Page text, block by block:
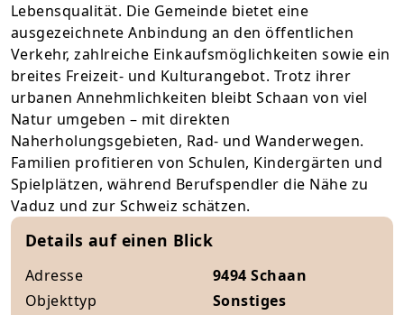
Lebensqualität. Die Gemeinde bietet eine
ausgezeichnete Anbindung an den öffentlichen
Verkehr, zahlreiche Einkaufsmöglichkeiten sowie ein
breites Freizeit- und Kulturangebot. Trotz ihrer
urbanen Annehmlichkeiten bleibt Schaan von viel
Natur umgeben – mit direkten
Naherholungsgebieten, Rad- und Wanderwegen.
Familien profitieren von Schulen, Kindergärten und
Spielplätzen, während Berufspendler die Nähe zu
Vaduz und zur Schweiz schätzen.
Details auf einen Blick
Adresse
9494 Schaan
Objekttyp
Sonstiges